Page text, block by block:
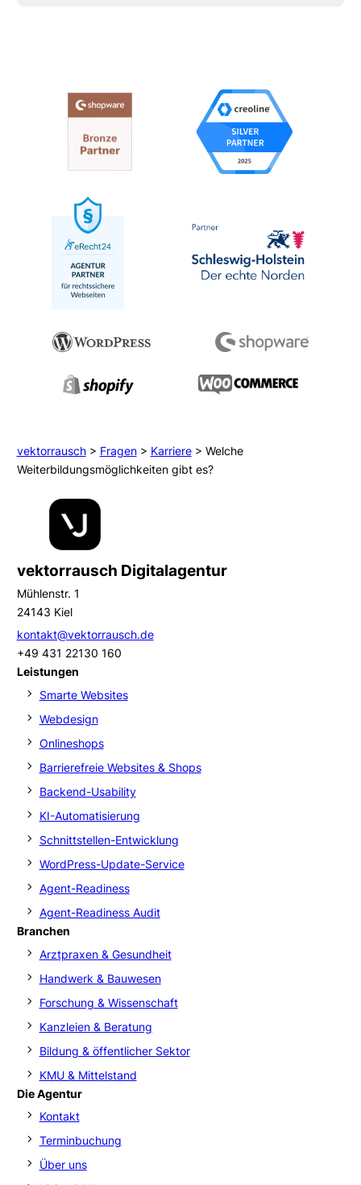
vektorrausch> Fragen> Karriere> Welche
Weiterbildungsmöglichkeiten gibt es?
vektorrausch Digitalagentur
Mühlenstr. 1
24143 Kiel
kontakt@vektorrausch.de
+49 431 22130 160
Leistungen
Smarte Websites
Webdesign
Onlineshops
Barrierefreie Websites & Shops
Backend-Usability
KI-Automatisierung
Schnittstellen-Entwicklung
WordPress-Update-Service
Agent-Readiness
Agent-Readiness Audit
Branchen
Arztpraxen & Gesundheit
Handwerk & Bauwesen
Forschung & Wissenschaft
Kanzleien & Beratung
Bildung & öffentlicher Sektor
KMU & Mittelstand
Die Agentur
Kontakt
Terminbuchung
Über uns